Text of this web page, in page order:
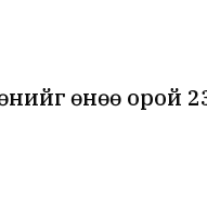
өнөө орой